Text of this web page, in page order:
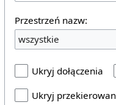
Przestrzeń nazw:
wszystkie
Ukryj dołączenia
Ukryj